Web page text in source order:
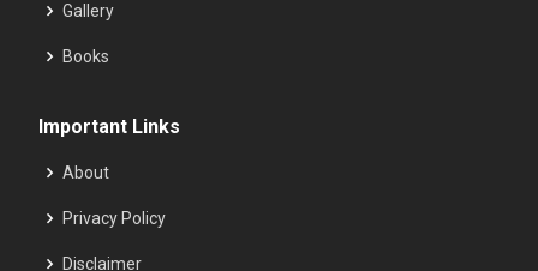
Gallery
Books
Important Links
About
Privacy Policy
Disclaimer